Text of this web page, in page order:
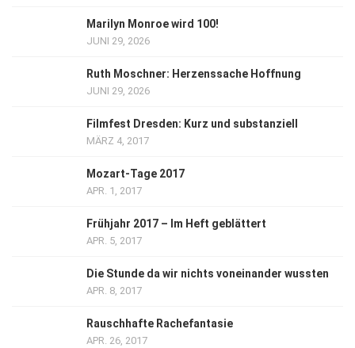
Marilyn Monroe wird 100!
JUNI 29, 2026
Ruth Moschner: Herzenssache Hoffnung
JUNI 29, 2026
Filmfest Dresden: Kurz und substanziell
MÄRZ 4, 2017
Mozart-Tage 2017
APR. 1, 2017
Frühjahr 2017 – Im Heft geblättert
APR. 5, 2017
Die Stunde da wir nichts voneinander wussten
APR. 8, 2017
Rauschhafte Rachefantasie
APR. 26, 2017